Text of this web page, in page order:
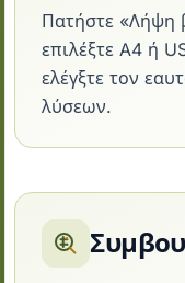
Πατήστε «Λήψη
επιλέξτε A4 ή
ελέγξτε τον
λύσεων.